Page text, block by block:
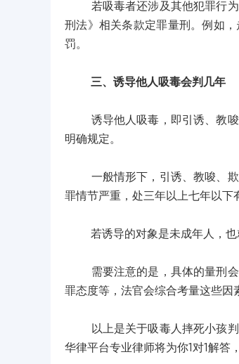
若吸毒者还涉及其他犯罪行为
刑法》相关条款定罪量刑。例如
罚。
三、诱导他人吸毒会判几年
诱导他人吸毒，即引诱、教唆
明确规定。
一般情形下，引诱、教唆、欺
罪情节严重，处三年以上七年以下
若诱导的对象是未成年人，也就
需要注意的是，具体的量刑会
罪态度等，法官会综合考量这些因
以上是关于吸毒人摔死小孩判
华律平台专业律师将为你1对1解答